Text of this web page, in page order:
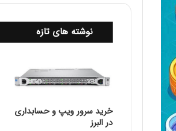
نوشته های تازه
خرید سرور ویپ و حسابداری
در البرز